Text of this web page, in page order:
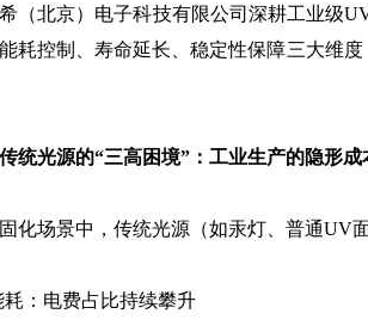
北京）电子科技有限公司深耕工业级
耗控制、寿命延长、稳定性保障三大维
统光源的“三高困境”：工业生产的隐形成
场景中，传统光源（如汞灯、普通UV面
电费占比持续攀升